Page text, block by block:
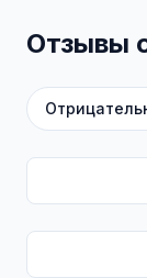
Отзывы